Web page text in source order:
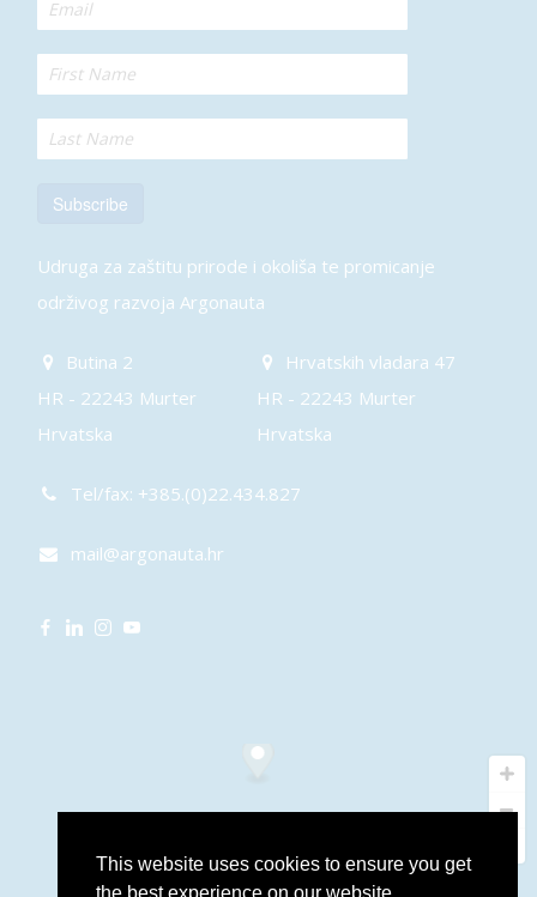
This website uses cookies to ensure you get
Subscribe
Udruga za zaštitu prirode i okoliša te promicanje
održivog razvoja Argonauta
Butina 2
HR - 22243 Murter
Hrvatska
Hrvatskih vladara 47
HR - 22243 Murter
Hrvatska
Tel/fax: +385.(0)22.434.827
mail@argonauta.hr